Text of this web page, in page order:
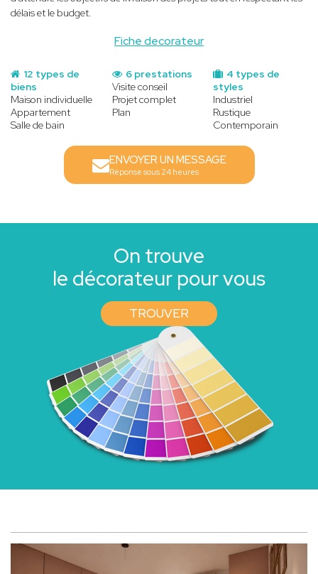
Fiche decorateur
délais et le budget.
12 types de
biens
Maison individuelle
Appartement
Salle de bain
4 types de
styles
Industriel
Rustique
Contemporain
6 prestations
Visite conseil
Projet complet
Plan
ENVOYER UN MESSAGE
Réponse sous 24 heures
On trouve
le décorateur pour vous
TROUVER